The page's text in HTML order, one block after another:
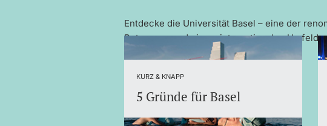
Entdecke die Universität Basel – eine der
Betreuung und einem internationalen Umfeld.
KURZ & KNAPP
5 Gründe für Basel